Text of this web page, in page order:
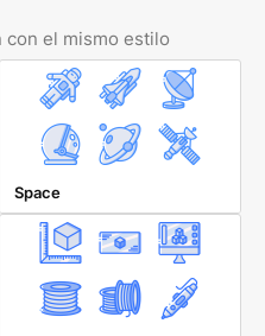
con el mismo estilo
Space